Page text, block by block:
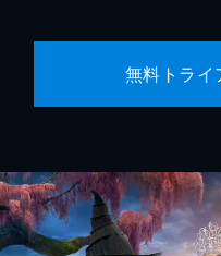
無料トライ